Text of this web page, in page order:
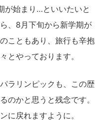
が始まり…といいたいと
、8月下旬から新学期が
こともあり、旅行も辛抱
とやっております。
ラリンピックも、この歴
のかと思うと残念です。
に戻れますように。